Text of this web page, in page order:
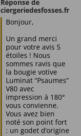
Réponse de
ciergeriedesfosses.fr
Bonjour,
Un grand merci
pour votre avis 5
étoiles ! Nous
sommes ravis que
la bougie votive
Luminat “Psaumes”
V80 avec
impression à 180°
vous convienne.
Vous avez bien
noté son point fort
: un godet d’origine